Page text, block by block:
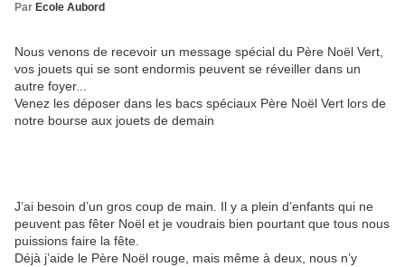
Par Ecole Aubord
Nous venons de recevoir un message spécial du Père Noël Vert,
vos jouets qui se sont endormis peuvent se réveiller dans un
autre foyer...
Venez les déposer dans les bacs spéciaux Père Noël Vert lors de
notre bourse aux jouets de demain
J’ai besoin d’un gros coup de main. Il y a plein d’enfants qui ne
peuvent pas fêter Noël et je voudrais bien pourtant que tous nous
puissions faire la fête.
Déjà j’aide le Père Noël rouge, mais même à deux, nous n’y